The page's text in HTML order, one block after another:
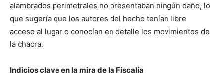
alambrados perimetrales no presentaban ningún daño, lo
que sugería que los autores del hecho tenían libre
acceso al lugar o conocían en detalle los movimientos de
la chacra.
Indicios clave en la mira de la Fiscalía